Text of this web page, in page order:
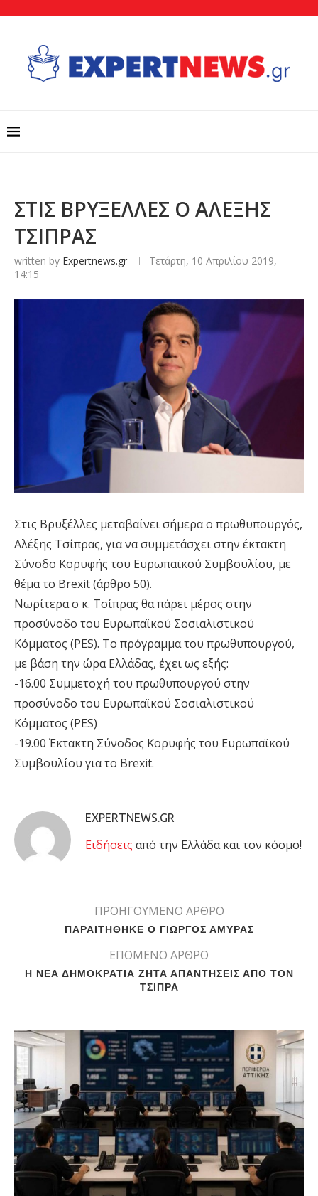
ΣΤΙΣ ΒΡΥΞΕΛΛΕΣ Ο ΑΛΕΞΗΣ
ΤΣΙΠΡΑΣ
written by Expertnews.gr
Τετάρτη, 10 Απριλίου 2019,
14:15
Στις Βρυξέλλες μεταβαίνει σήμερα ο πρωθυπουργός,
Αλέξης Τσίπρας, για να συμμετάσχει στην έκτακτη
Σύνοδο Κορυφής του Ευρωπαϊκού Συμβουλίου, με
θέμα το Brexit (άρθρο 50).
Νωρίτερα ο κ. Τσίπρας θα πάρει μέρος στην
προσύνοδο του Ευρωπαϊκού Σοσιαλιστικού
Κόμματος (PES). Το πρόγραμμα του πρωθυπουργού,
με βάση την ώρα Ελλάδας, έχει ως εξής:
-16.00 Συμμετοχή του πρωθυπουργού στην
προσύνοδο του Ευρωπαϊκού Σοσιαλιστικού
Κόμματος (PES)
-19.00 Έκτακτη Σύνοδος Κορυφής του Ευρωπαϊκού
Συμβουλίου για το Brexit.
EXPERTNEWS.GR
Eιδήσεις από την Ελλάδα και τον κόσμο!
ΠΡΟΗΓΟΥΜΕΝΟ ΑΡΘΡΟ
ΠΑΡΑΙΤΗΘΗΚΕ Ο ΓΙΩΡΓΟΣ ΑΜΥΡΑΣ
ΕΠΟΜΕΝΟ ΑΡΘΡΟ
Η ΝΕΑ ΔΗΜΟΚΡΑΤΙΑ ΖΗΤΑ ΑΠΑΝΤΗΣΕΙΣ ΑΠΟ ΤΟΝ
ΤΣΙΠΡΑ